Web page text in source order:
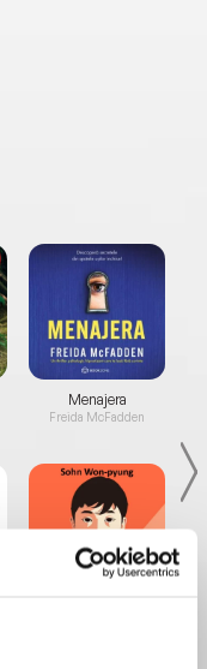
Menajera
Freida McFadden